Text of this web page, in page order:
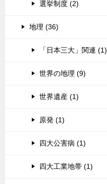
選挙制度 (2)
地理 (36)
「日本三大」関連 (1)
世界の地理 (9)
世界遺産 (1)
原発 (1)
四大公害病 (1)
四大工業地帯 (1)